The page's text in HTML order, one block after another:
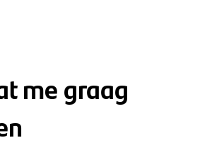
me graag